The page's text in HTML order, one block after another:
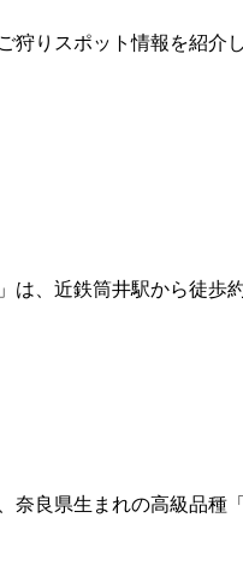
狩りスポット情報を紹
、近鉄筒井駅から徒
奈良県生まれの高級品